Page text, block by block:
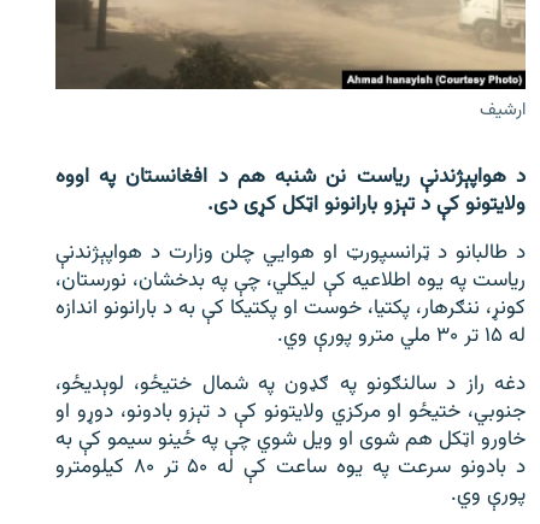
اړیکه
دري پاڼه
Azadi English
راسره ملګري شئ
د ازادې اروپا/ ازادي راډيو ټولې پاڼې
ارشيف
د هواپېژندنې ریاست نن شنبه هم د افغانستان په اووه
ولایتونو کې د تېزو بارانونو اټکل کړی دی.
د طالبانو د ټرانسپورټ او هوايي چلن وزارت د هواپېژندنې
ریاست په یوه اطلاعیه کې لیکلي، چې په بدخشان، نورستان،
کونړ، ننګرهار، پکتیا، خوست او پکتیکا کې به د بارانونو اندازه
له ۱۵ تر ۳۰ ملي مترو پورې وي.
دغه راز د سالنګونو په ګډون په شمال ختیځو، لوېدیځو،
جنوبي، ختیځو او مرکزي ولایتونو کې د تېزو بادونو، دوړو او
خاورو اټکل هم شوی او ویل شوي چې په ځینو سیمو کې به
د بادونو سرعت په یوه ساعت کې له ۵۰ تر ۸۰ کیلومترو
پورې وي.